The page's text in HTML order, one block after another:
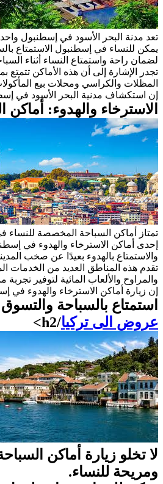
تعد مدنة البحر الأسود في إسطنبول
يمكن للنساء في إسطنبول الاستمتاع
لضمان راحة واستمتاع النساء أثناء
تجدر الإشارة إلى أن هذه الأماكن تتمتع
المظلات والكراسي ومحلات بيع
إن استكشاف مدنية البحر الأسود في
الاسترخاء والهدوء:
تمتاز أماكن السباحة المخصصة للنساء
إحدى أماكن الاسترخاء والهدوء في
والاستمتاع بالهدوء بعيدًا عن صخب
تقدم هذه المناطق العديد من الخدمات
والمراوح والألعاب المائية لتوفير
إن زيارة أماكن الاسترخاء والهدوء في
استمتاع بالسباحة
عروض الى تركيا/h2>
لا تخلو زيارة أماكن
ومريحة للنساء.